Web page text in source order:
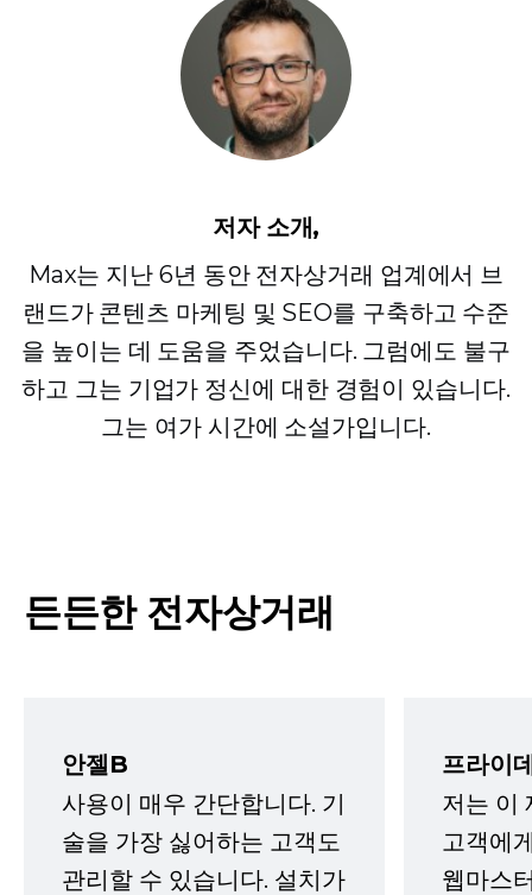
저자 소개,
Max는 지난 6년 동안 전자상거래 업계에서 브
랜드가 콘텐츠 마케팅 및 SEO를 구축하고 수준
을 높이는 데 도움을 주었습니다. 그럼에도 불구
하고 그는 기업가 정신에 대한 경험이 있습니다.
그는 여가 시간에 소설가입니다.
든든한 전자상거래
안젤B
사용이 매우 간단합니다. 기
술을 가장 싫어하는 고객도
관리할 수 있습니다. 설치가
프라이
저는 이
고객에
웹마스